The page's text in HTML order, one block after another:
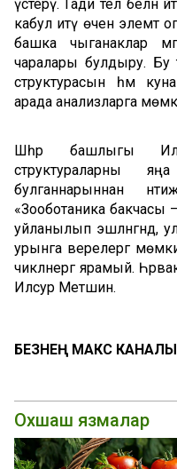
үстерү. Гади тел белән
кабул итү өчен элемтә
башка чыганаклар
чаралары булдыру.
структурасын һәм
арада анализларга
Шәһәр башлыгы
структураларны
булганнарыннан
«Зооботаника
уйланылып эшләнгәндә,
урынга әверелергә
чикләнергә ярамый.
Илсур Метшин.
БЕЗНЕҢ МАКС
Охшаш язмалар